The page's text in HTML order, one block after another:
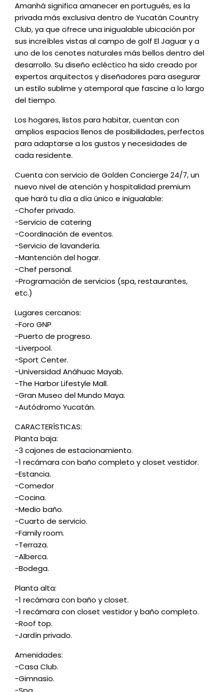
Amanhá significa amanecer en portugués, es la
privada más exclusiva dentro de Yucatán Country
Club, ya que ofrece una inigualable ubicación por
sus increíbles vistas al campo de golf El Jaguar y a
uno de los cenotes naturales más bellos dentro del
desarrollo. Su diseño ecléctico ha sido creado por
expertos arquitectos y diseñadores para asegurar
un estilo sublime y atemporal que fascine a lo largo
del tiempo.
Los hogares, listos para habitar, cuentan con
amplios espacios llenos de posibilidades, perfectos
para adaptarse a los gustos y necesidades de
cada residente.
Cuenta con servicio de Golden Concierge 24/7, un
nuevo nivel de atención y hospitalidad premium
que hará tu día a día único e inigualable:
-Chofer privado.
-Servicio de catering
-Coordinación de eventos.
-Servicio de lavandería.
-Mantención del hogar.
-Chef personal.
-Programación de servicios (spa, restaurantes,
etc.)
Lugares cercanos:
-Foro GNP
-Puerto de progreso.
-Liverpool.
-Sport Center.
-Universidad Anáhuac Mayab.
-The Harbor Lifestyle Mall.
-Gran Museo del Mundo Maya.
-Autódromo Yucatán.
CARACTERÍSTICAS:
Planta baja:
-3 cajones de estacionamiento.
-1 recámara con baño completo y closet vestidor.
-Estancia.
-Comedor
-Cocina.
-Medio baño.
-Cuarto de servicio.
-Family room.
-Terraza.
-Alberca.
-Bodega.
Planta alta:
-1 recámara con baño y closet.
-1 recámara con closet vestidor y baño completo.
-Roof top.
-Jardín privado.
Amenidades:
-Casa Club.
-Gimnasio.